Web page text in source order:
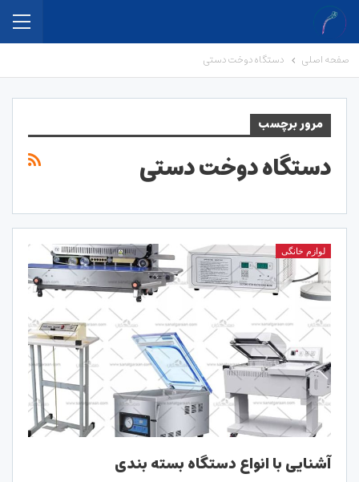
صفحه اصلی دستگاه دوخت دستی
مرور برچسب
دستگاه دوخت دستی
لوازم خانگی
آشنایی با انواع دستگاه بسته بندی